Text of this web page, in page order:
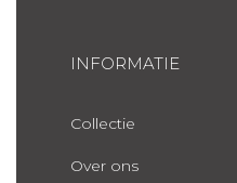
INFORMATIE
Collectie
Over ons